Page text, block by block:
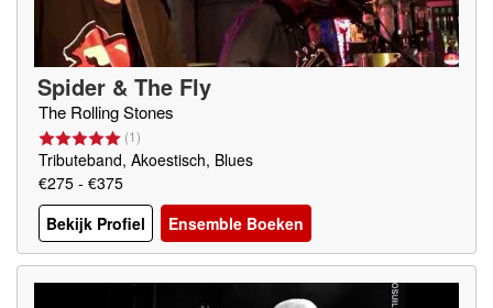
Spider & The Fly
The Rolling Stones
(1)
Tributeband, Akoestisch, Blues
€275 - €375
Bekijk Profiel
Ensemble Boeken